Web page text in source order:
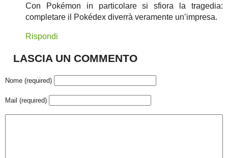
Con Pokémon in particolare si sfiora la tragedia:
completare il Pokédex diverrà veramente un’impresa.
Rispondi
LASCIA UN COMMENTO
Nome (required)
Mail (required)